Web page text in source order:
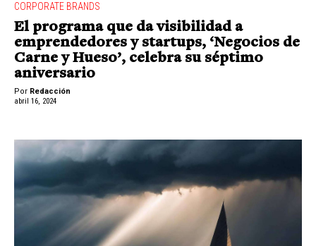
CORPORATE BRANDS
El programa que da visibilidad a
emprendedores y startups, ‘Negocios de
Carne y Hueso’, celebra su séptimo
aniversario
Por Redacción
abril 16, 2024